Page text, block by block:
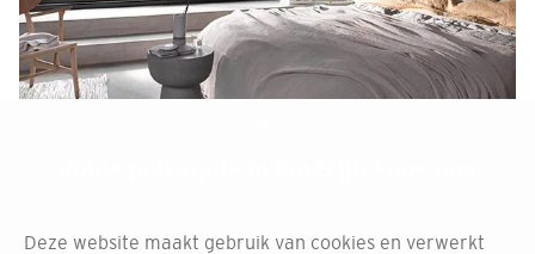
Deze website maakt gebruik van cookies en verwerkt